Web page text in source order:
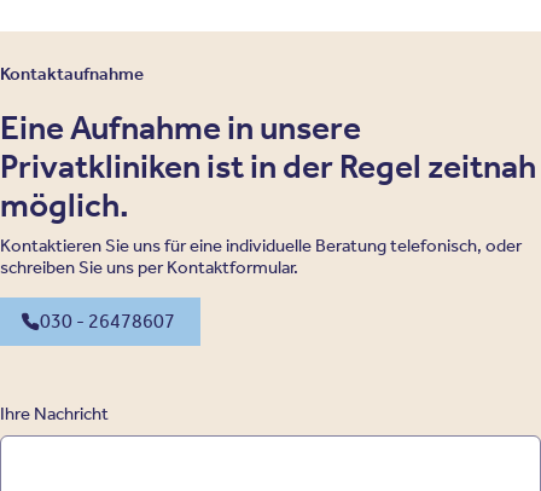
Kontaktaufnahme
Eine Aufnahme in unsere
Privatkliniken ist in der Regel zeitnah
möglich.
Kontaktieren Sie uns für eine individuelle Beratung telefonisch, oder
schreiben Sie uns per Kontaktformular.
030 - 26478607
Ihre Nachricht